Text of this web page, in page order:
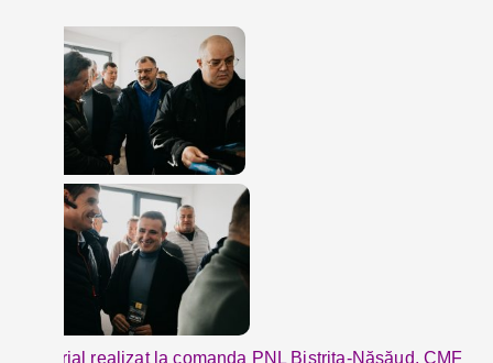
Material realizat la comanda PNL Bistrița-Năsăud, CMF